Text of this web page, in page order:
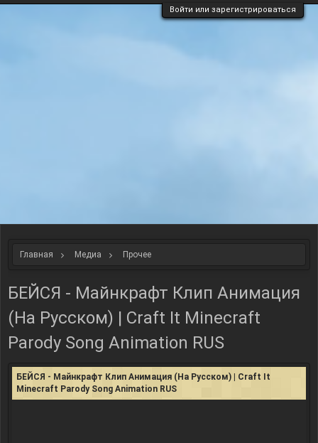
Войти или зарегистрироваться
Главная Медиа Прочее
БЕЙСЯ - Майнкрафт Клип Анимация
(На Русском) | Craft It Minecraft
Parody Song Animation RUS
БЕЙСЯ - Майнкрафт Клип Анимация (На Русском) | Craft It
Minecraft Parody Song Animation RUS